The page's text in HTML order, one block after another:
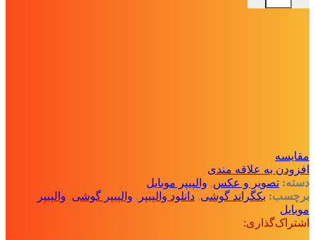
مقايسه
افزودن به علاقه مندی
دسته: تصویر و عکس, والپیپر موبایل
برچسب: بکگراند گوشی, دانلود والپیپر , والپیپر گوشی, والپیپر
موبایل
اشتراک‌گذاری: